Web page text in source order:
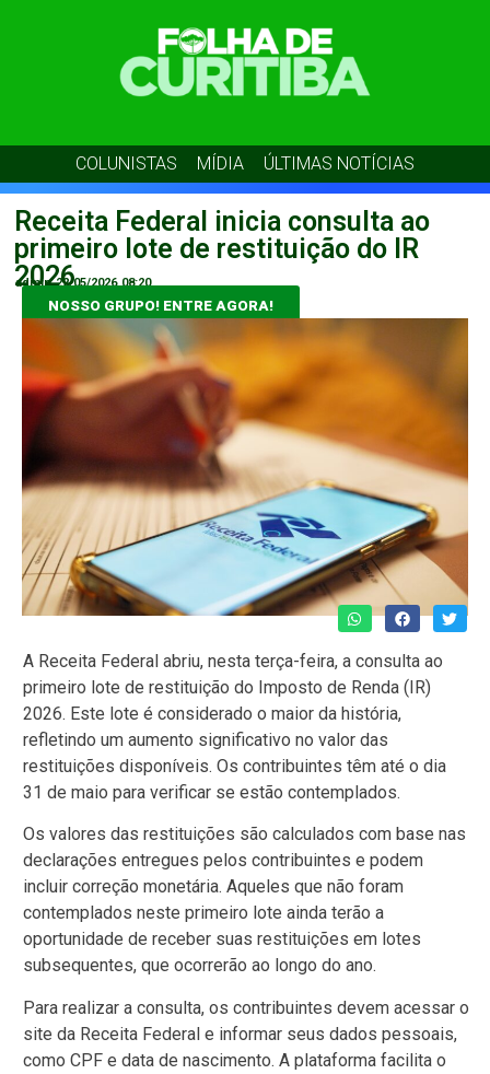
COLUNISTAS MÍDIA ÚLTIMAS NOTÍCIAS
Receita Federal inicia consulta ao
primeiro lote de restituição do IR
2026
admin 22/05/2026 08:20
NOSSO GRUPO! ENTRE AGORA!
A Receita Federal abriu, nesta terça-feira, a consulta ao
primeiro lote de restituição do Imposto de Renda (IR)
2026. Este lote é considerado o maior da história,
refletindo um aumento significativo no valor das
restituições disponíveis. Os contribuintes têm até o dia
31 de maio para verificar se estão contemplados.
Os valores das restituições são calculados com base nas
declarações entregues pelos contribuintes e podem
incluir correção monetária. Aqueles que não foram
contemplados neste primeiro lote ainda terão a
oportunidade de receber suas restituições em lotes
subsequentes, que ocorrerão ao longo do ano.
Para realizar a consulta, os contribuintes devem acessar o
site da Receita Federal e informar seus dados pessoais,
como CPF e data de nascimento. A plataforma facilita o